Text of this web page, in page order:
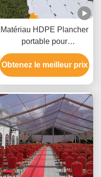
Matériau HDPE Plancher
portable pour
événements avec une
grande capacité de
charge Couleur et
personnalisables
Résistant à l'extérieur
Obtenez le meilleur prix